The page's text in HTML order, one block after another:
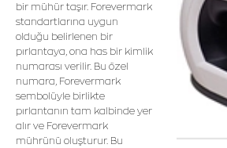
bir mühür taşır. Forevermark
standartlarına uygun
olduğu belirlenen bir
pırlantaya, ona has bir kimlik
numarası verilir. Bu özel
numara, Forevermark
sembolüyle birlikte
pırlantanın tam kalbinde yer
alır ve Forevermark
mührünü oluşturur. Bu